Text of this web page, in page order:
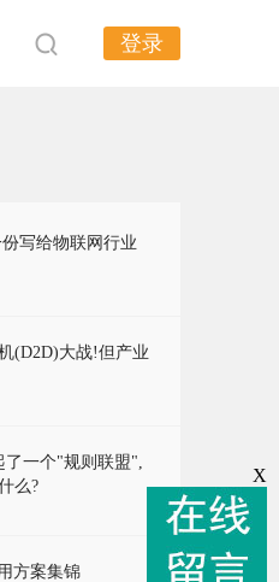
登录
写给物联网行业
(D2D)大战!但产业
了一个"规则联盟",
么?
方案集锦
X